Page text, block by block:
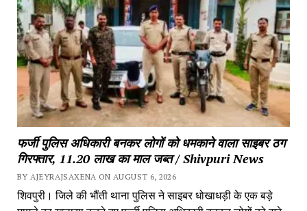
फर्जी पुलिस अधिकारी बनकर लोगों को धमकाने वाला साइबर ठग
गिरफ्तार, 11.20 लाख का माल जब्त / Shivpuri News
BY AJEYRAJSAXENA ON AUGUST 6, 2026
शिवपुरी। जिले की भौंती थाना पुलिस ने साइबर धोखाधड़ी के एक बड़े